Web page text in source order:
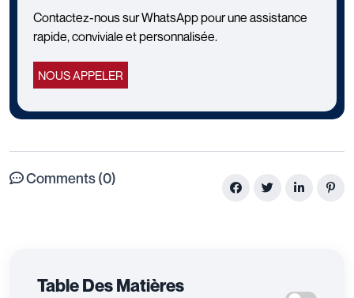
Contactez-nous sur WhatsApp pour une assistance
rapide, conviviale et personnalisée.
NOUS APPELER
Comments (0)
Table Des Matières